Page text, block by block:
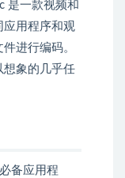
是一款视频和
应用程序和观
进行编码。
想象的几乎任
备应用程